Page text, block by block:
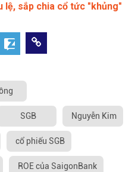
lệ, sắp chia cổ tức "khủng"
SGB Nguyễn Kim
cổ phiếu SGB
ROE của SaigonBank